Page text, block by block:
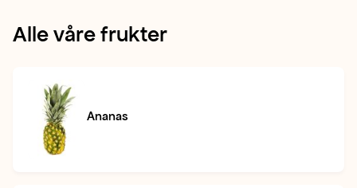
saftige
som
snacks
Alle våre frukter
Ananas